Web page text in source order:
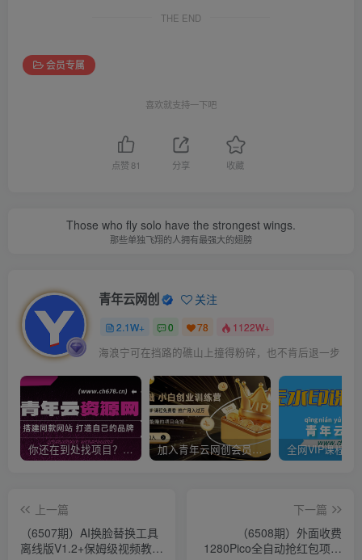
THE END
会员专属
喜欢就支持一下吧
点赞81 分享 收藏
Those who fly solo have the strongest wings.
那些单独飞翔的人拥有最强大的翅膀
青年云网创 关注
2.1W+ 0 78 1122W+
海浪宁可在挡路的礁山上撞得粉碎，也不肯后退一步
你还在到处找项目？还在当韭菜？我靠卖项目一个月收入5万+，曾经我也是个失败者。 加入青年云网创会员，全站资源免费学习。加入高级合伙人，推广日入1000+
上一篇
（6507期）AI换脸替换工具
离线版V1.2+保姆级视频教程
下一篇
（6508期）外面收费
1280Pico全自动抢红包项目